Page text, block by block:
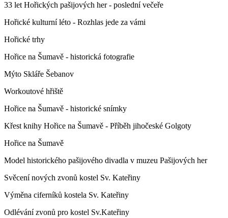
33 let Hořických pašijových her - poslední večeře
Hořické kulturní léto - Rozhlas jede za vámi
Hořické trhy
Hořice na Šumavě - historická fotografie
Mýto Skláře Šebanov
Workoutové hřiště
Hořice na Šumavě - historické snímky
Křest knihy Hořice na Šumavě - Příběh jihočeské Golgoty
Hořice na Šumavě
Model historického pašijového divadla v muzeu Pašijových her
Svěcení nových zvonů kostel Sv. Kateřiny
Výměna ciferníků kostela Sv. Kateřiny
Odlévání zvonů pro kostel Sv.Kateřiny